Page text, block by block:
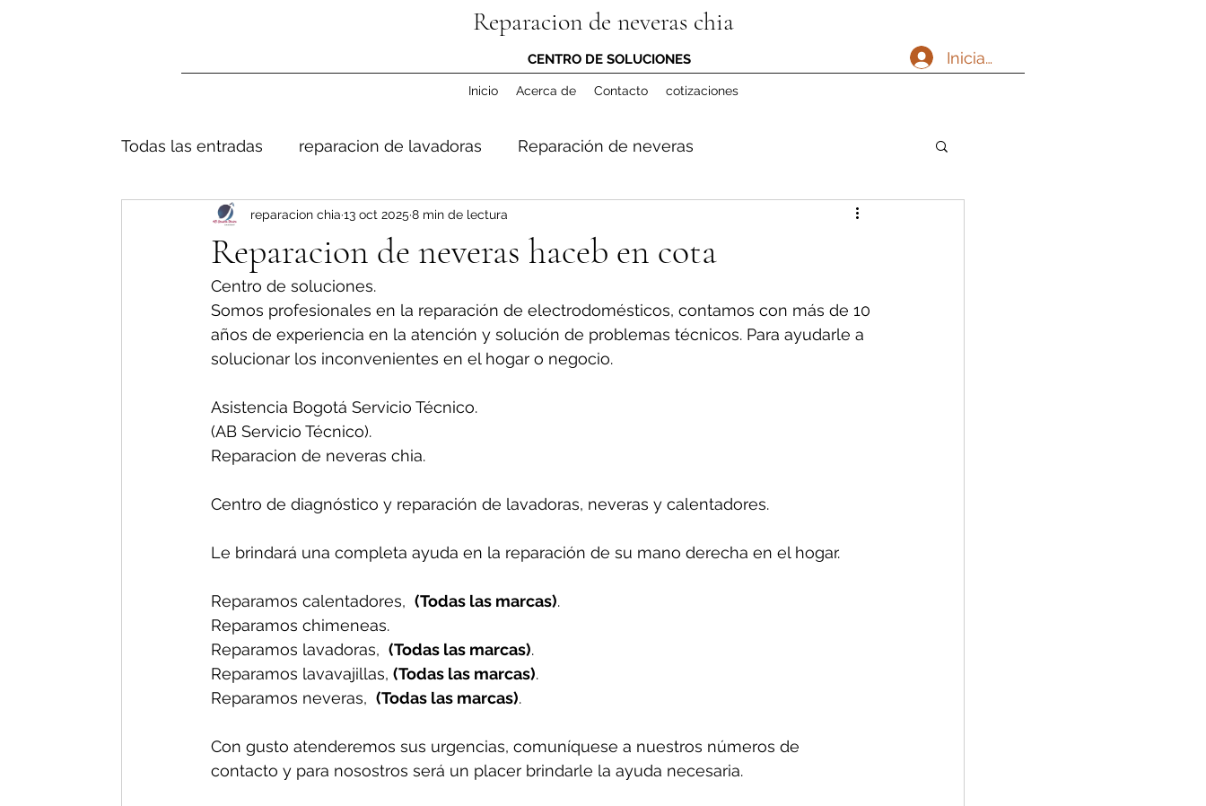
Reparacion de neveras chia
CENTRO DE SOLUCIONES Iniciar sesión
Inicio Acerca de Contacto cotizaciones
Todas las entradas reparacion de lavadoras Reparación de neveras
Reparacion de neveras haceb en cota
reparacion chia 13 oct 2025 8 min de lectura
Centro de soluciones.
Somos profesionales en la reparación de electrodomésticos, contamos con más de 10
años de experiencia en la atención y solución de problemas técnicos. Para ayudarle a
solucionar los inconvenientes en el hogar o negocio.
Asistencia Bogotá Servicio Técnico.
(AB Servicio Técnico).
Reparacion de neveras chia.
Centro de diagnóstico y reparación de lavadoras, neveras y calentadores.
Le brindará una completa ayuda en la reparación de su mano derecha en el hogar.
Reparamos calentadores, (Todas las marcas).
Reparamos chimeneas.
Reparamos lavadoras, (Todas las marcas).
Reparamos lavavajillas, (Todas las marcas).
Reparamos neveras, (Todas las marcas).
Con gusto atenderemos sus urgencias, comuníquese a nuestros números de
contacto y para nosostros será un placer brindarle la ayuda necesaria.